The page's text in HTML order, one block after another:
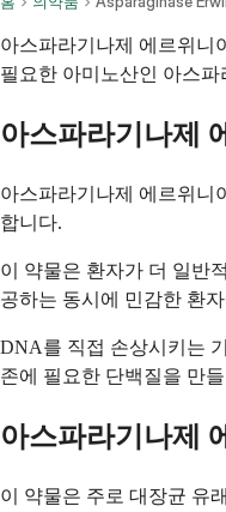
아스파라기나제 에르위니
필요한 아미노산인 아스
아스파라기나제
아스파라기나제 에르위니
합니다.
이 약물은 환자가 더 일반
공하는 동시에 민감한 환
DNA를 직접 손상시키는
존에 필요한 단백질을 만
아스파라기나제
이 약물은 주로 대장균 유